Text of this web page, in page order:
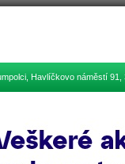
Havlíčkovo náměstí